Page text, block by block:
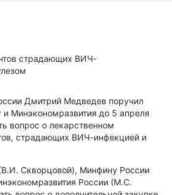
Дмитрий Медведев поручил
Минэкономразвития до 5 апреля
вопрос о лекарственном
страдающих ВИЧ-инфекцией и
Скворцовой), Минфину России
России (М.С.